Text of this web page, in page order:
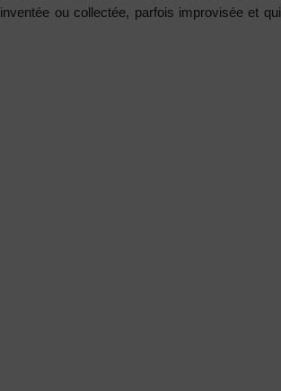
ou collectée, parfois improvisée et qui